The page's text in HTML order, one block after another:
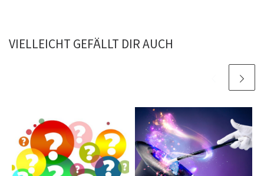
VIELLEICHT GEFÄLLT DIR AUCH